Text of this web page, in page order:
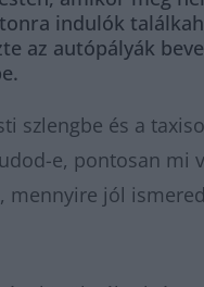
indulók
az autópályák
szlengbe és a
e, pontosan mi
mennyire jól